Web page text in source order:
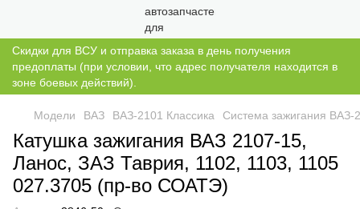
Скидки для ВСУ и отправка заказа в день получения
предоплаты (при условии, что адрес получателя находится в
зоне боевых действий).
Модели ВАЗ ВАЗ-2101 Классика Система зажигания ВАЗ-
Катушка зажигания ВАЗ 2107-15,
Ланос, ЗАЗ Таврия, 1102, 1103, 1105
027.3705 (пр-во СОАТЭ)